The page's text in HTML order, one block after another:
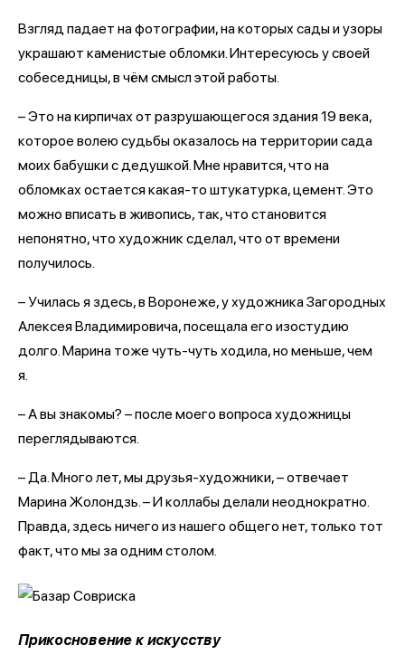
Взгляд падает на фотографии, на которых сады и узоры
украшают каменистые обломки. Интересуюсь у своей
собеседницы, в чём смысл этой работы.
– Это на кирпичах от разрушающегося здания 19 века,
которое волею судьбы оказалось на территории сада
моих бабушки с дедушкой. Мне нравится, что на
обломках остается какая-то штукатурка, цемент. Это
можно вписать в живопись, так, что становится
непонятно, что художник сделал, что от времени
получилось.
– Училась я здесь, в Воронеже, у художника Загородных
Алексея Владимировича, посещала его изостудию
долго. Марина тоже чуть-чуть ходила, но меньше, чем
я.
– А вы знакомы? – после моего вопроса художницы
переглядываются.
– Да. Много лет, мы друзья-художники, – отвечает
Марина Жолондзь. – И коллабы делали неоднократно.
Правда, здесь ничего из нашего общего нет, только тот
факт, что мы за одним столом.
Прикосновение к искусству